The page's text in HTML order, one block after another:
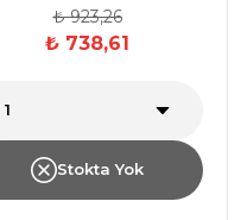
₺ 923,26
₺ 738,61
Stokta Yok